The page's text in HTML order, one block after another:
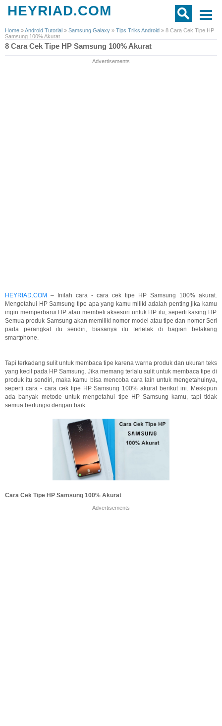
HEYRIAD.COM
Home »Android Tutorial » Samsung Galaxy » Tips Triks Android » 8 Cara Cek Tipe HP
Samsung 100% Akurat
8 Cara Cek Tipe HP Samsung 100% Akurat
Advertisements
HEYRIAD.COM
– Inilah cara - cara cek tipe HP Samsung 100% akurat.
Mengetahui HP Samsung tipe apa yang kamu miliki adalah penting jika kamu
ingin memperbarui HP atau membeli aksesori untuk HP itu, seperti kasing HP.
Semua produk Samsung akan memiliki nomor model atau tipe dan nomor Seri
pada perangkat itu sendiri, biasanya itu terletak di bagian belakang
smartphone.
Tapi terkadang sulit untuk membaca tipe karena warna produk dan ukuran teks
yang kecil pada HP Samsung. Jika memang terlalu sulit untuk membaca tipe di
produk itu sendiri, maka kamu bisa mencoba cara lain untuk mengetahuinya,
seperti cara - cara cek tipe HP Samsung 100% akurat berikut ini. Meskipun
ada banyak metode untuk mengetahui tipe HP Samsung kamu, tapi tidak
semua berfungsi dengan baik.
Cara Cek Tipe HP Samsung 100% Akurat
Advertisements